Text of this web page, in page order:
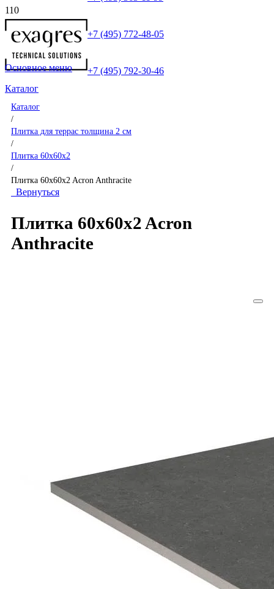
+7 (495) 772-48-05
+7 (495) 792-30-46
Основное меню
Каталог
Каталог
/
Плитка для террас толщина 2 см
/
Плитка 60x60x2
/
Плитка 60x60x2 Acron Anthracite
Вернуться
Плитка 60x60x2 Acron
Anthracite